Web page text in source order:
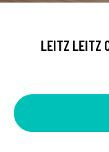
LEITZ LEITZ